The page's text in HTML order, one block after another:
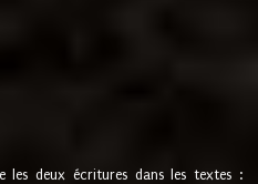
les deux écritures dans les textes :